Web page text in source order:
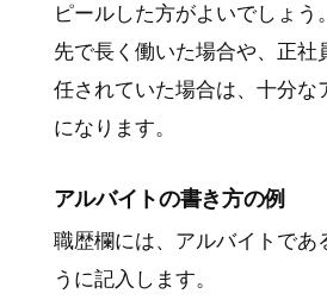
ピールした方がよいでしょう
先で長く働いた場合や、正社
任されていた場合は、十分な
になります。
アルバイトの書き方の例
職歴欄には、アルバイトであ
うに記入します。